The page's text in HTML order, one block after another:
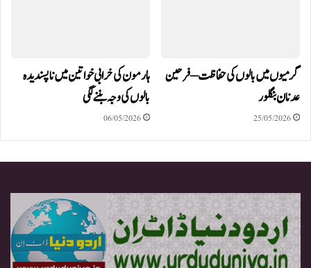
گرمیوں میں بالوں کی حفاظت – فرحین
عدنان بنگلور
25/05/2026
ہارمون کی خرابی خواتین میں ناپسندیدہ
بالوں کی وجہ بننے لگی
06/05/2026